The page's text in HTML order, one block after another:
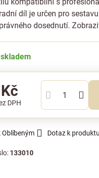
díl je určen pro
dosednutí.
DPH
Oblíbeným Dotaz k produktu
133010